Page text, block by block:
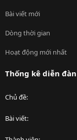
Bài viết mới
Dòng thời gian
Hoạt động mới nhất
Thống kê diễn đàn
Chủ đề
Bài viết